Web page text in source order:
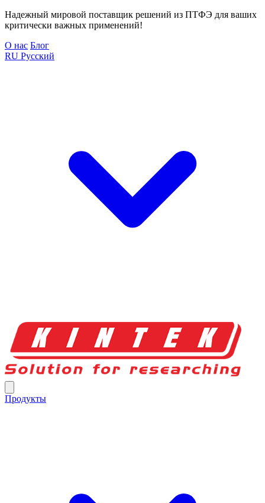
Надежный мировой поставщик решений из ПТФЭ для ваших
критически важных применений!
О нас Блог
RU Русский
Продукты